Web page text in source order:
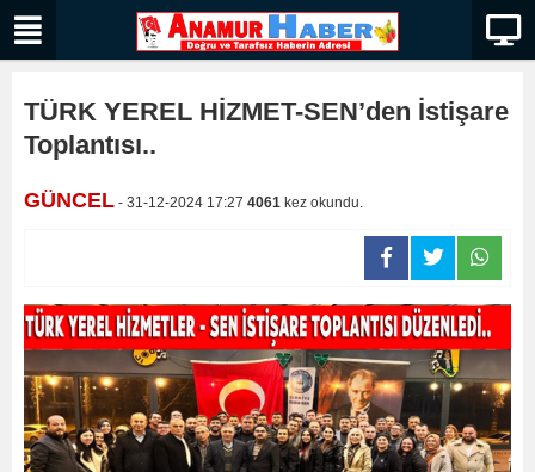
TÜRK YEREL HİZMET-SEN’den İstişare
Toplantısı..
GÜNCEL - 31-12-2024 17:27 4061 kez okundu.